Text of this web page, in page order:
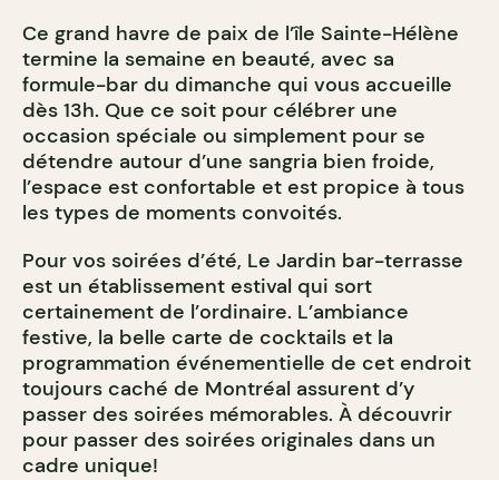
Ce grand havre de paix de l’île Sainte-Hélène
termine la semaine en beauté, avec sa
formule-bar du dimanche qui vous accueille
dès 13h. Que ce soit pour célébrer une
occasion spéciale ou simplement pour se
détendre autour d’une sangria bien froide,
l’espace est confortable et est propice à tous
les types de moments convoités.
Pour vos soirées d’été, Le Jardin bar-terrasse
est un établissement estival qui sort
certainement de l’ordinaire. L’ambiance
festive, la belle carte de cocktails et la
programmation événementielle de cet endroit
toujours caché de Montréal assurent d’y
passer des soirées mémorables. À découvrir
pour passer des soirées originales dans un
cadre unique!